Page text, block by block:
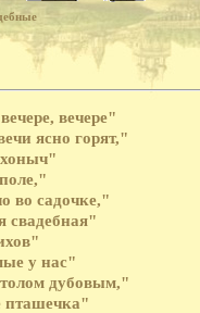
вечере"
ясно горят,"
во садочке,"
свадебная"
у нас"
дубовым,"
пташечка"